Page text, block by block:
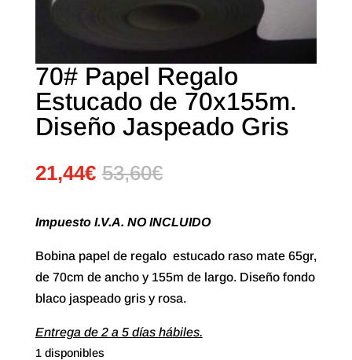
70# Papel Regalo
Estucado de 70x155m.
Diseño Jaspeado Gris
21,44€ 53,60€
Impuesto I.V.A. NO INCLUIDO
Bobina papel de regalo estucado raso mate 65gr,
de 70cm de ancho y 155m de largo. Diseño fondo
blaco jaspeado gris y rosa.
Entrega de 2 a 5 días hábiles.
1 disponibles